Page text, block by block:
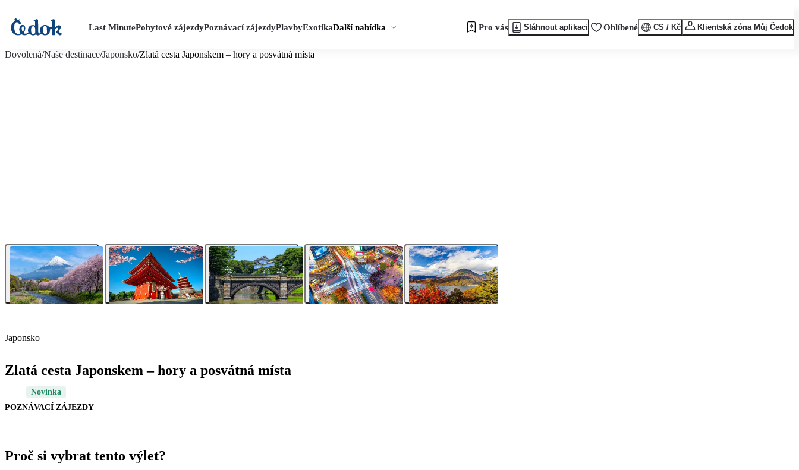
Last MinutePobytové zájezdyPoznávací zájezdyPlavbyExotikaDalší nabídka Pro vás Stáhnout aplikaci Oblíbené CS / Kč Klientská zóna Můj Čedok
Dovolená/Naše destinace/Japonsko/Zlatá cesta Japonskem – hory a posvátná místa
Japonsko
Zlatá cesta Japonskem – hory a posvátná místa
Novinka
POZNÁVACÍ ZÁJEZDY
Proč si vybrat tento výlet?